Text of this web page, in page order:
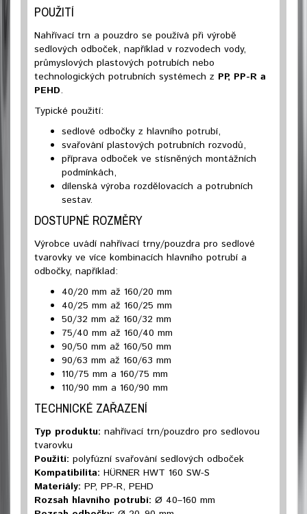
POUŽITÍ
Nahřívací trn a pouzdro se používá při výrobě
sedlových odboček, například v rozvodech vody,
průmyslových plastových potrubích nebo
technologických potrubních systémech z PP, PP-R a
PEHD.
Typické použití:
sedlové odbočky z hlavního potrubí,
svařování plastových potrubních rozvodů,
příprava odboček ve stísněných montážních
podmínkách,
dílenská výroba rozdělovacích a potrubních
sestav.
DOSTUPNÉ ROZMĚRY
Výrobce uvádí nahřívací trny/pouzdra pro sedlové
tvarovky ve více kombinacích hlavního potrubí a
odbočky, například:
40/20 mm až 160/20 mm
40/25 mm až 160/25 mm
50/32 mm až 160/32 mm
75/40 mm až 160/40 mm
90/50 mm až 160/50 mm
90/63 mm až 160/63 mm
110/75 mm a 160/75 mm
110/90 mm a 160/90 mm
TECHNICKÉ ZAŘAZENÍ
Typ produktu: nahřívací trn/pouzdro pro sedlovou
tvarovku
Použití: polyfúzní svařování sedlových odboček
Kompatibilita: HÜRNER HWT 160 SW-S
Materiály: PP, PP-R, PEHD
Rozsah hlavního potrubí: Ø 40–160 mm